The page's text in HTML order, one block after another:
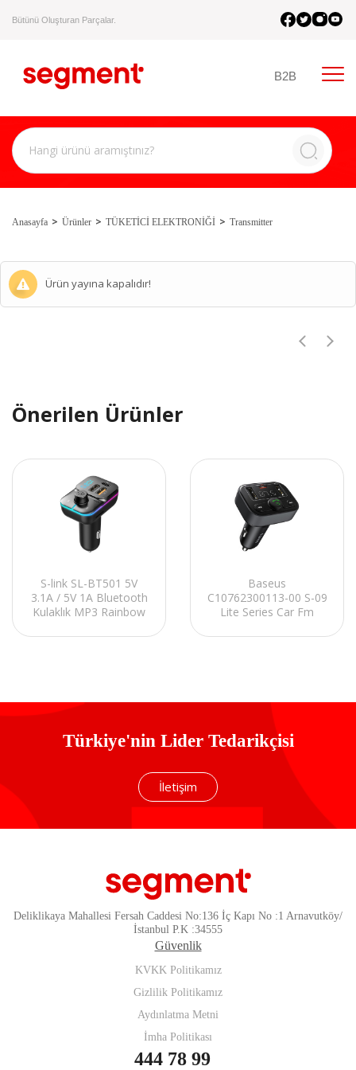
Bütünü Oluşturan Parçalar.
B2B
Anasayfa Ürünler TÜKETİCİ ELEKTRONİĞİ Transmitter
Ürün yayına kapalıdır!
Önerilen Ürünler
S-link SL-BT501 5V
3.1A / 5V 1A Bluetooth
Kulaklık MP3 Rainbow
Transmitter
Baseus
C10762300113-00 S-09
Lite Series Car Fm
Türkiye'nin Lider Tedarikçisi
İletişim
Deliklikaya Mahallesi Fersah Caddesi No:136 İç Kapı No :1 Arnavutköy/
İstanbul P.K :34555
Güvenlik
KVKK Politikamız
Gizlilik Politikamız
Aydınlatma Metni
İmha Politikası
444 78 99